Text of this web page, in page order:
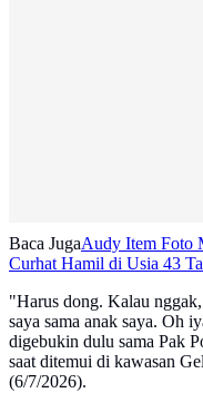
Baca JugaAudy Item Foto
Curhat Hamil di Usia 43
"Harus dong. Kalau
saya sama anak saya. Oh
digebukin dulu sama Pak
saat ditemui di kawasan
(6/7/2026).